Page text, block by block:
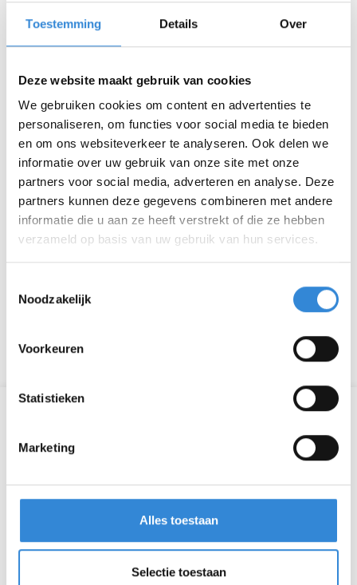
Toestemming Details Over
Deze website maakt gebruik van cookies
We gebruiken cookies om content en advertenties te
personaliseren, om functies voor social media te bieden
en om ons websiteverkeer te analyseren. Ook delen we
informatie over uw gebruik van onze site met onze
partners voor social media, adverteren en analyse. Deze
partners kunnen deze gegevens combineren met andere
informatie die u aan ze heeft verstrekt of die ze hebben
verzameld op basis van uw gebruik van hun services.
Noodzakelijk
Voorkeuren
Statistieken
Marketing
Alles toestaan
Selectie toestaan
Manager
Michiel Broekmate & Albert Marsman
Terug naar het overzicht